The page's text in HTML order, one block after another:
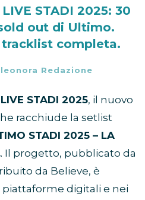
STADI 2025: 30
out di Ultimo.
completa.
Redazione
STADI 2025, il nuovo
racchiude la setlist
STADI 2025 – LA
. Il progetto, pubblicato da
da Believe, è
digitali e nei